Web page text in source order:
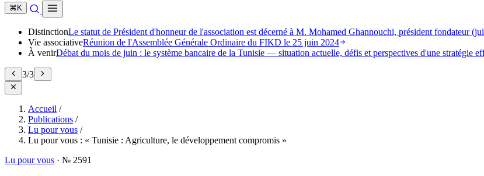
⌘ K
DistinctionLe statut de Président d'honneur de l'association est décerné à M. Mohamed Ghannouchi, président fondateur
Vie associativeRéunion de l'Assemblée Générale Ordinaire du FIKD le 25 juin 2024
À venirDébat du mois de juin : le système bancaire de la Tunisie — situation actuelle, défis et perspectives d'une stratégie
3/3
Accueil /
Publications /
Lu pour vous /
Lu pour vous : « Tunisie : Agriculture, le développement compromis »
Lu pour vous · № 2591